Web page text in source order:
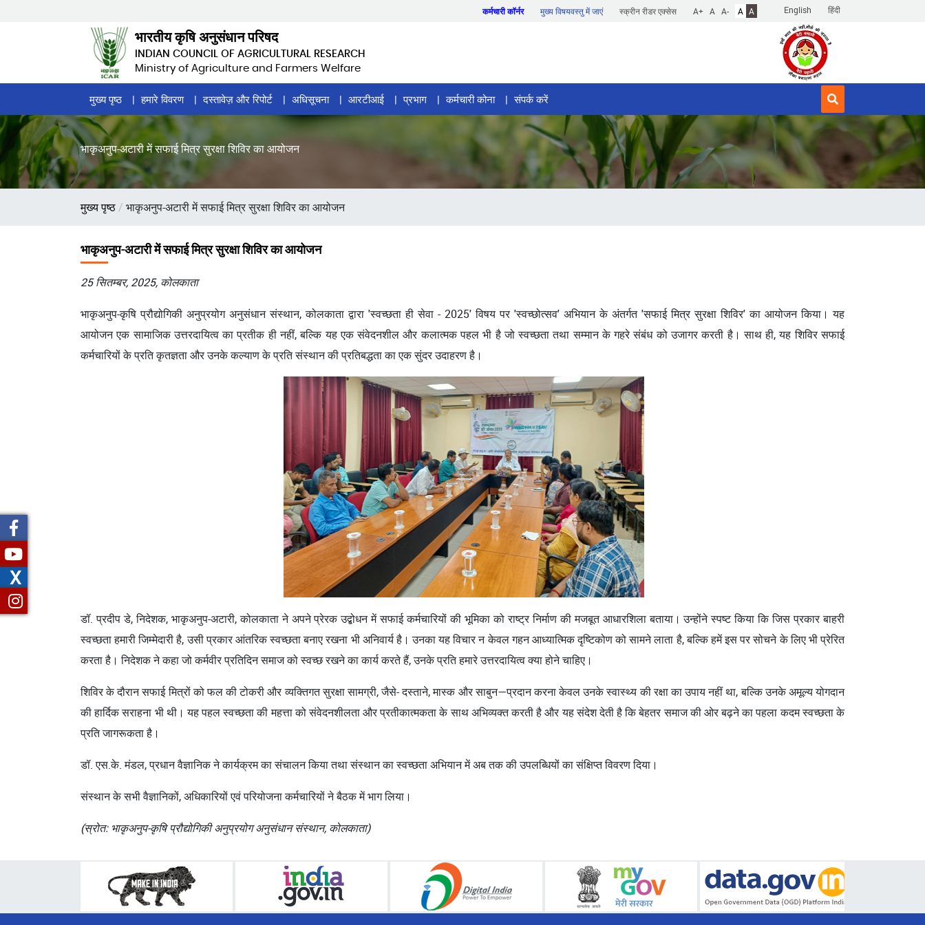
English हिंदी
कर्मचारी कॉर्नर मुख्य विषयवस्तु में जाएं स्क्रीन रीडर एक्सेस A+ A A- A A
भारतीय कृषि अनुसंधान परिषद
INDIAN COUNCIL OF AGRICULTURAL RESEARCH
Ministry of Agriculture and Farmers Welfare
Home
Page
Menu
मुख्य पृष्ठ हमारे विवरण दस्तावेज़ और रिपोर्ट अधिसूचना आरटीआई प्रभाग कर्मचारी कोना संपर्क करें
भाकृअनुप-अटारी में सफाई मित्र सुरक्षा शिविर का आयोजन
पग
मुख्य पृष्ठ भाकृअनुप-अटारी में सफाई मित्र सुरक्षा शिविर का आयोजन
भाकृअनुप-अटारी में सफाई मित्र सुरक्षा शिविर का आयोजन
25 सितम्बर, 2025, कोलकाता
भाकृअनुप-कृषि प्रौद्योगिकी अनुप्रयोग अनुसंधान संस्थान, कोलकाता द्वारा 'स्वच्छता ही सेवा - 2025' विषय पर 'स्वच्छोत्सव' अभियान के अंतर्गत 'सफाई मित्र सुरक्षा शिविर' का आयोजन किया। यह
आयोजन एक सामाजिक उत्तरदायित्व का प्रतीक ही नहीं, बल्कि यह एक संवेदनशील और कलात्मक पहल भी है जो स्वच्छता तथा सम्मान के गहरे संबंध को उजागर करती है। साथ ही, यह शिविर सफाई
कर्मचारियों के प्रति कृतज्ञता और उनके कल्याण के प्रति संस्थान की प्रतिबद्धता का एक सुंदर उदाहरण है।
डॉ. प्रदीप डे, निदेशक, भाकृअनुप-अटारी, कोलकाता ने अपने प्रेरक उद्बोधन में सफाई कर्मचारियों की भूमिका को राष्ट्र निर्माण की मजबूत आधारशिला बताया। उन्होंने स्पष्ट किया कि जिस प्रकार बाहरी
स्वच्छता हमारी जिम्मेदारी है, उसी प्रकार आंतरिक स्वच्छता बनाए रखना भी अनिवार्य है। उनका यह विचार न केवल गहन आध्यात्मिक दृष्टिकोण को सामने लाता है, बल्कि हमें इस पर सोचने के लिए भी प्रेरित
करता है। निदेशक ने कहा जो कर्मवीर प्रतिदिन समाज को स्वच्छ रखने का कार्य करते हैं, उनके प्रति हमारे उत्तरदायित्व क्या होने चाहिए।
शिविर के दौरान सफाई मित्रों को फल की टोकरी और व्यक्तिगत सुरक्षा सामग्री, जैसे- दस्ताने, मास्क और साबुन—प्रदान करना केवल उनके स्वास्थ्य की रक्षा का उपाय नहीं था, बल्कि उनके अमूल्य योगदान
की हार्दिक सराहना भी थी। यह पहल स्वच्छता की महत्ता को संवेदनशीलता और प्रतीकात्मकता के साथ अभिव्यक्त करती है और यह संदेश देती है कि बेहतर समाज की ओर बढ़ने का पहला कदम स्वच्छता के
प्रति जागरूकता है।
डॉ. एस.के. मंडल, प्रधान वैज्ञानिक ने कार्यक्रम का संचालन किया तथा संस्थान का स्वच्छता अभियान में अब तक की उपलब्धियों का संक्षिप्त विवरण दिया।
संस्थान के सभी वैज्ञानिकों, अधिकारियों एवं परियोजना कर्मचारियों ने बैठक में भाग लिया।
(स्रोत: भाकृअनुप-कृषि प्रौद्योगिकी अनुप्रयोग अनुसंधान संस्थान, कोलकाता)
X